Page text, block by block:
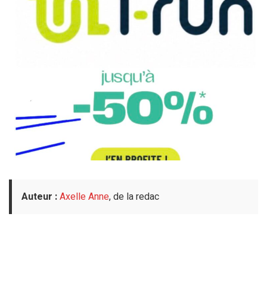
Auteur :Axelle Anne, de la redac